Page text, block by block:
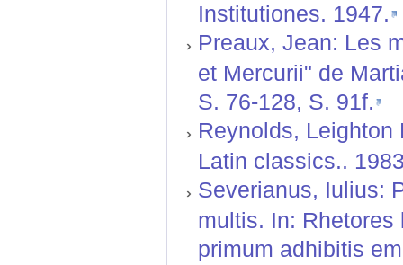
Institutiones. 1947.
Preaux, Jean: Les
et Mercurii" de
S. 76-128, S. 91f.
Reynolds, Leighton
Latin classics..
Severianus, Iulius:
multis. In:
primum adhibitis